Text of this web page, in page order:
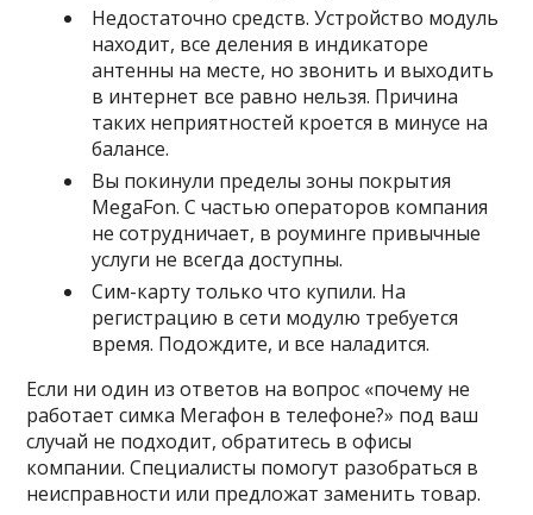
Недостаточно средств. Устройство модуль
находит, все деления в индикаторе
антенны на месте, но звонить и выходить
в интернет все равно нельзя. Причина
таких неприятностей кроется в минусе на
балансе.
Вы покинули пределы зоны покрытия
MegaFon. С частью операторов компания
не сотрудничает, в роуминге привычные
услуги не всегда доступны.
Сим-карту только что купили. На
регистрацию в сети модулю требуется
время. Подождите, и все наладится.
Если ни один из ответов на вопрос «почему не
работает симка Мегафон в телефоне?» под ваш
случай не подходит, обратитесь в офисы
компании. Специалисты помогут разобраться в
неисправности или предложат заменить товар.